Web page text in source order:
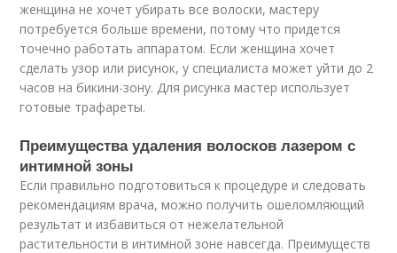
женщина не хочет убирать все волоски, мастеру
потребуется больше времени, потому что придется
точечно работать аппаратом. Если женщина хочет
сделать узор или рисунок, у специалиста может уйти до 2
часов на бикини-зону. Для рисунка мастер использует
готовые трафареты.
Преимущества удаления волосков лазером с
интимной зоны
Если правильно подготовиться к процедуре и следовать
рекомендациям врача, можно получить ошеломляющий
результат и избавиться от нежелательной
растительности в интимной зоне навсегда. Преимуществ